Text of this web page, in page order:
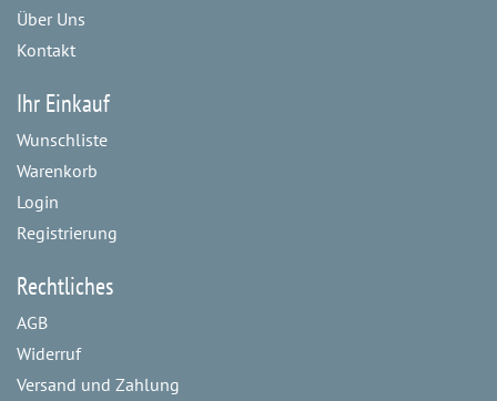
Über Uns
Kontakt
Ihr Einkauf
Wunschliste
Warenkorb
Login
Registrierung
Rechtliches
AGB
Widerruf
Versand und Zahlung